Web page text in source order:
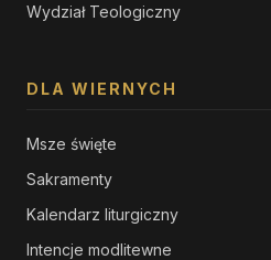
Wydział Teologiczny
DLA WIERNYCH
Msze święte
Sakramenty
Kalendarz liturgiczny
Intencje modlitewne